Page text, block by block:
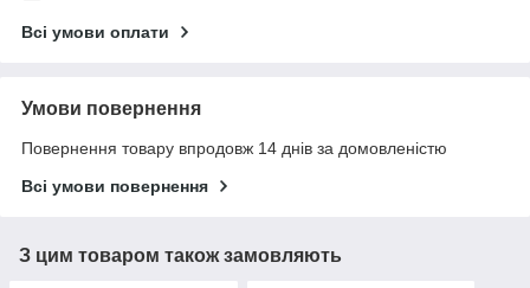
Всі умови оплати
Умови повернення
Повернення товару впродовж 14 днів за домовленістю
Всі умови повернення
З цим товаром також замовляють